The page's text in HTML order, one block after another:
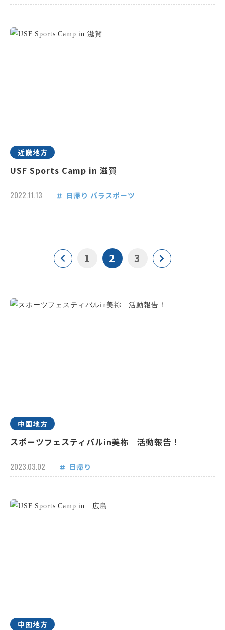
近畿地方
USF Sports Camp in 滋賀
2022.11.13 日帰り パラスポーツ
1 2 3
中国地方
スポーツフェスティバルin美祢 活動報告！
2023.03.02 日帰り
中国地方